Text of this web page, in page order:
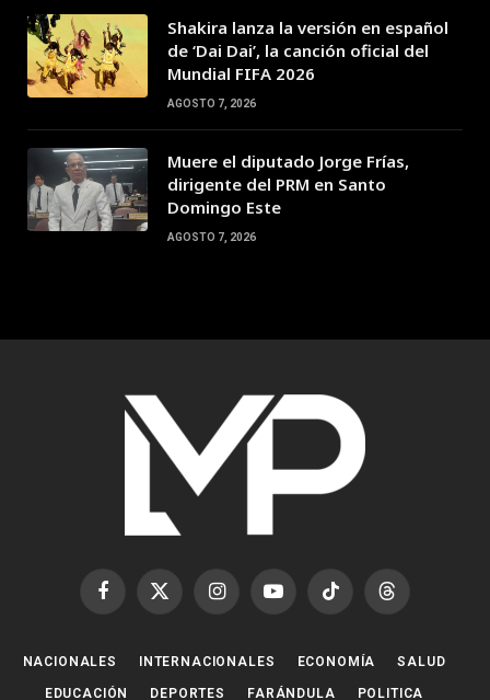
Shakira lanza la versión en español
de ‘Dai Dai’, la canción oficial del
Mundial FIFA 2026
AGOSTO 7, 2026
Muere el diputado Jorge Frías,
dirigente del PRM en Santo
Domingo Este
AGOSTO 7, 2026
Facebook
X
InstagramYouTubeTikTok Threads
NACIONALES INTERNACIONALES ECONOMÍA SALUD
EDUCACIÓN DEPORTES FARÁNDULA POLITICA